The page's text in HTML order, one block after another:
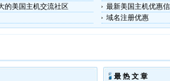
的美国主机交流社区
最新美国主机优惠
域名注册优惠
最 热 文 章